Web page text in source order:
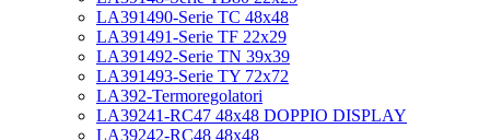
LA391490-Serie TC 48x48
LA391491-Serie TF 22x29
LA391492-Serie TN 39x39
LA391493-Serie TY 72x72
LA392-Termoregolatori
LA39241-RC47 48x48 DOPPIO DISPLAY
LA39242-RC48 48x48